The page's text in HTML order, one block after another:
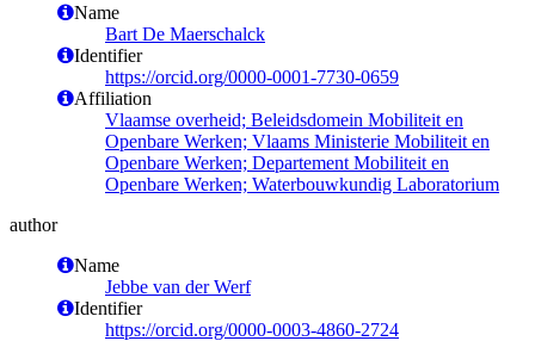
Name
Bart De Maerschalck
Identifier
https://orcid.org/0000-0001-7730-0659
Affiliation
Vlaamse overheid; Beleidsdomein Mobiliteit en
Openbare Werken; Vlaams Ministerie Mobiliteit en
Openbare Werken; Departement Mobiliteit en
Openbare Werken; Waterbouwkundig Laboratorium
author
Name
Jebbe van der Werf
Identifier
https://orcid.org/0000-0003-4860-2724